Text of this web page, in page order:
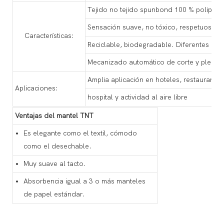
Características:
Tejido no tejido spunbond 100 %
Sensación suave, no tóxico, respetuoso
Reciclable, biodegradable. Diferentes
Mecanizado automático de corte y
Aplicaciones:
Amplia aplicación en hoteles,
hospital y actividad al aire libre
Ventajas del mantel TNT
Es elegante como el textil, cómodo
como el desechable.
Muy suave al tacto.
Absorbencia igual a 3 o más manteles
de papel estándar.